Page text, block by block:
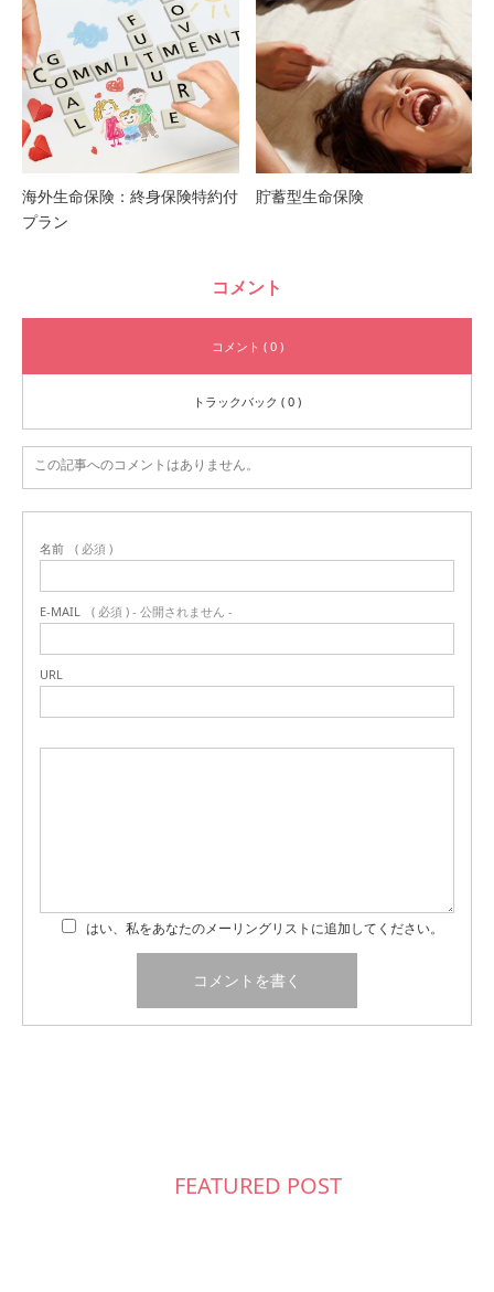
海外生命保険：終身保険特約付
プラン
貯蓄型生命保険
コメント
コメント ( 0 )
トラックバック ( 0 )
この記事へのコメントはありません。
名前 ( 必須 )
E-MAIL ( 必須 ) - 公開されません -
URL
はい、私をあなたのメーリングリストに追加してください。
FEATURED POST